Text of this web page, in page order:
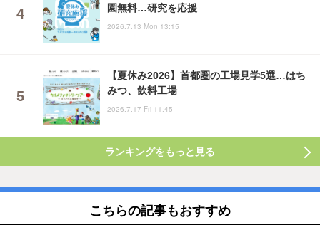
園無料…研究を応援
2026.7.13 Mon 13:15
【夏休み2026】首都圏の工場見学5選…はち
みつ、飲料工場
2026.7.17 Fri 11:45
ランキングをもっと見る
こちらの記事もおすすめ